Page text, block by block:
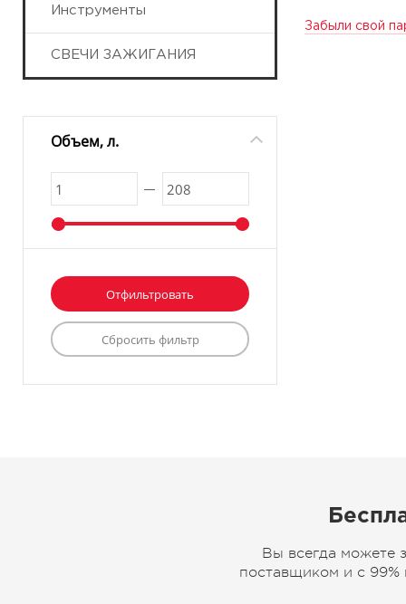
Инструменты
СВЕЧИ ЗАЖИГАНИЯ
Объем, л.
Забыли свой
Вы всегда можете
поставщиком и с 99%